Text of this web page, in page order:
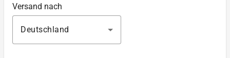
Versand nach
Deutschland